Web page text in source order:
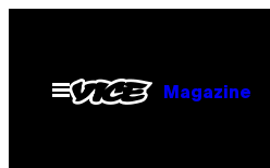
садржај
Otvori
Meni
Magazine